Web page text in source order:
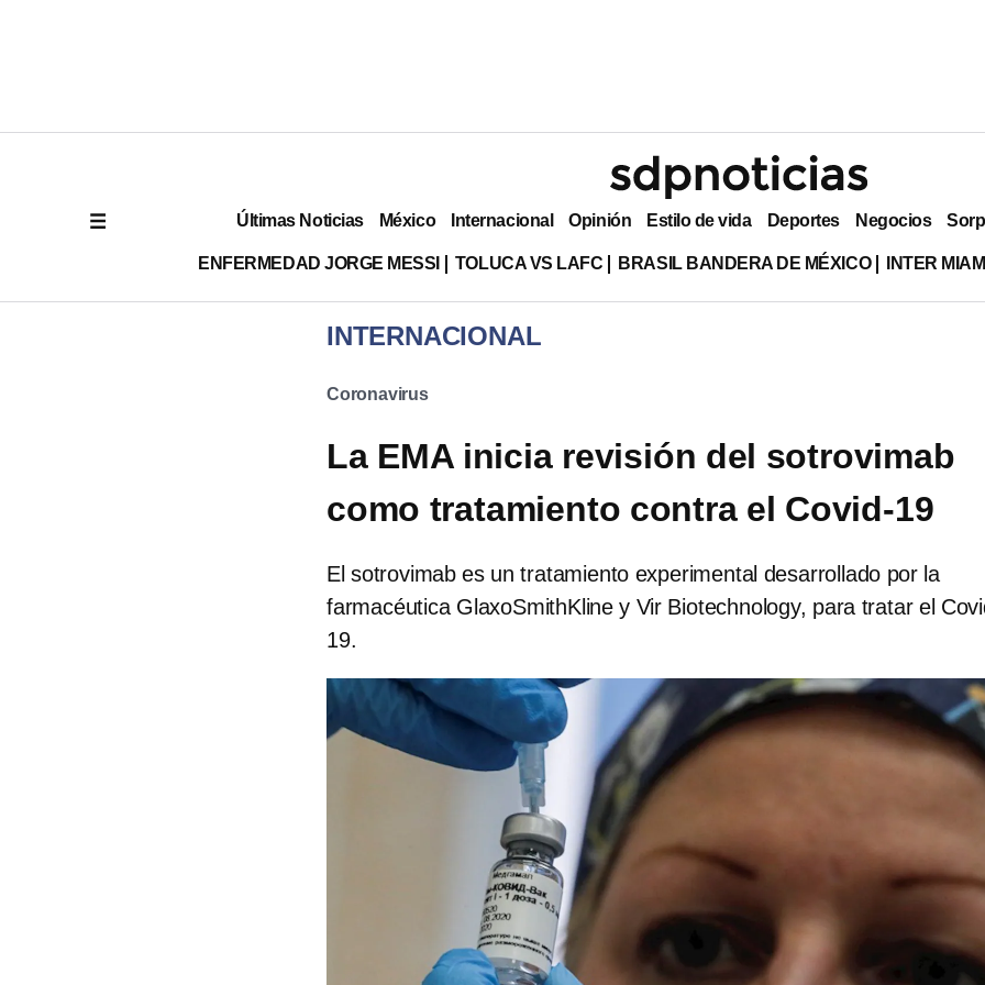
Últimas Noticias México Internacional Opinión Estilo de vida Deportes Negocios
ENFERMEDAD JORGE MESSI TOLUCA VS LAFC BRASIL BANDERA DE MÉXICO INTER
INTERNACIONAL
Coronavirus
La EMA inicia revisión del sotrovimab
como tratamiento contra el Covid-19
El sotrovimab es un tratamiento experimental desarrollado por la
farmacéutica GlaxoSmithKline y Vir Biotechnology, para tratar el
19.